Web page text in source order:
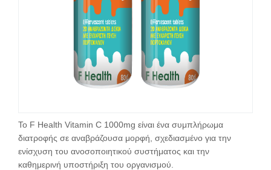
Το F Health Vitamin C 1000mg είναι ένα συμπλήρωμα
διατροφής σε αναβράζουσα μορφή, σχεδιασμένο για την
ενίσχυση του ανοσοποιητικού συστήματος και την
καθημερινή υποστήριξη του οργανισμού.